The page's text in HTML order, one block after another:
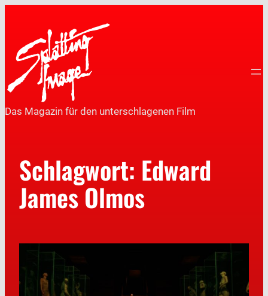
Das Magazin für den unterschlagenen Film
Schlagwort: Edward
James Olmos